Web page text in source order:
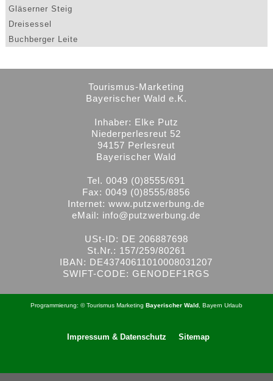
Sitemap
Impressum & Datenschutz
Gläserner Steig
Dreisessel
Buchberger Leite
Tourismus-Marketing
Bayerischer Wald e.K.
Inhaber: Elke Putz
Niederperlesreut 52
94157 Perlesreut
Bayerischer Wald
Tel. 0049 (0)8555/691
Fax: 0049 (0)8555/8856
Internet:www.putzwerbung.de
eMail: info@putzwerbung.de
USt-ID: DE 206887698
St.Nr.: 157/259/80261
IBAN: DE43740611010008031207
SWIFT-CODE: GENODEF1RGS
Programmierung: ©Tourismus Marketing Bayerischer Wald , Bayern Urlaub